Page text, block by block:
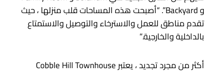
و Backyard”. “أصبحت هذه المساحات قلب منزلها ، حيث
تقدم مناطق للعمل والاسترخاء والتوصيل والاستمتاع
بالداخلية والخارجية.”
أكثر من مجرد تجديد ، يعتبر Cobble Hill Townhouse